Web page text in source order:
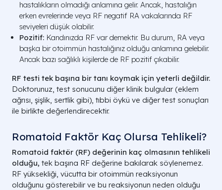
hastalıkların olmadığı anlamına gelir. Ancak, hastalığın
erken evrelerinde veya RF negatif RA vakalarında RF
seviyeleri düşük olabilir.
Pozitif: Kandınızda RF var demektir. Bu durum, RA veya
başka bir otoimmün hastalığınız olduğu anlamına gelebilir.
Ancak bazı sağlıklı kişilerde de RF pozitif çıkabilir.
RF testi tek başına bir tanı koymak için yeterli değildir.
Doktorunuz, test sonucunu diğer klinik bulgular (eklem
ağrısı, şişlik, sertlik gibi), tıbbi öykü ve diğer test sonuçları
ile birlikte değerlendirecektir.
Romatoid Faktör Kaç Olursa Tehlikeli?
Romatoid faktör (RF) değerinin kaç olmasının tehlikeli
olduğu, tek başına RF değerine bakılarak söylenemez.
RF yüksekliği, vücutta bir otoimmün reaksiyonun
olduğunu gösterebilir ve bu reaksiyonun neden olduğu